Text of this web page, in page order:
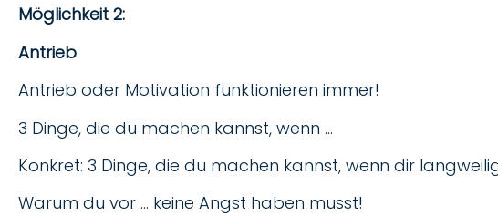
Möglichkeit 2:
Antrieb
Antrieb oder Motivation funktionieren immer!
3 Dinge, die du machen kannst, wenn …
Konkret: 3 Dinge, die du machen kannst, wenn dir
Warum du vor … keine Angst haben musst!